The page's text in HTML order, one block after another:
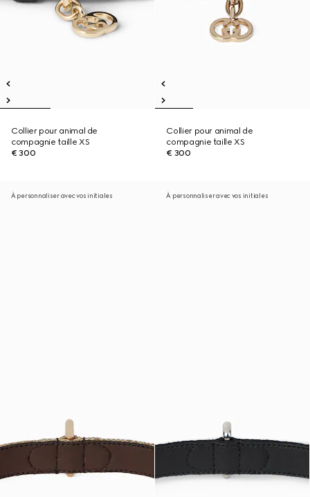
Collier pour animal de
compagnie taille XS
€ 300
Collier pour animal de
compagnie taille XS
€ 300
À personnaliser avec vos initiales À personnaliser avec vos initiales